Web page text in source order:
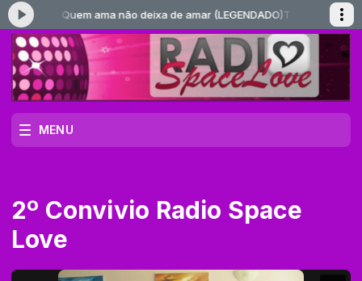
Quem ama não deixa de amar (LEGENDADO)Tocando agora:
MENU
2º Convivio Radio Space
Love